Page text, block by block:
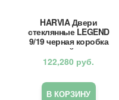
HARVIA Двери
стеклянные LEGEND
9/19 черная коробка
алюминий, стекло
прозрачное, арт.
DA91904L
122,280 руб.
В КОРЗИНУ